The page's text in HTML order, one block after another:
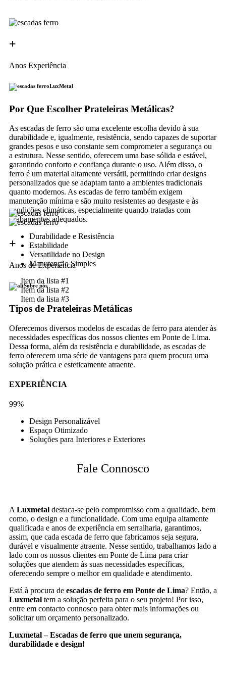
+
Anos Experiência
LuxMetal
Por Que Escolher Prateleiras Metálicas?
As escadas de ferro são uma excelente escolha devido à sua
durabilidade e, igualmente, resistência, sendo capazes de suportar
grandes pesos e uso constante sem comprometer a segurança ou
a estrutura. Nesse sentido, oferecem uma base sólida e estável,
garantindo conforto e confiança durante o uso. Além disso, o
ferro é um material altamente versátil, permitindo criar designs
personalizados que se adaptam tanto a ambientes tradicionais
quanto modernos. As escadas de ferro também exigem
manutenção mínima e são muito resistentes ao desgaste e às
condições climáticas, especialmente quando tratadas com
acabamentos adequados.
Durabilidade e Resistência
Estabilidade
Versatilidade no Design
Manutenção Simples
Item da lista #1
Item da lista #2
Item da lista #3
+
Anos de Experiência
Sobre nós
Tipos de Prateleiras Metálicas
Oferecemos diversos modelos de escadas de ferro para atender às
necessidades específicas dos nossos clientes em Ponte de Lima.
Dessa forma, além da resistência e durabilidade, as escadas de
ferro oferecem uma série de vantagens para quem procura uma
solução prática e esteticamente atraente.
EXPERIÊNCIA
99%
Design Personalizável
Espaço Otimizado
Soluções para Interiores e Exteriores
Fale Connosco
ALuxmetal destaca-se pelo compromisso com a qualidade, bem
como, o design e a funcionalidade. Com uma equipa altamente
qualificada e anos de experiência em serralharia, garantimos,
assim, que cada escada de ferro que fabricamos seja segura,
durável e visualmente atraente. Nesse sentido, trabalhamos lado a
lado com os nossos clientes em Ponte de Lima para criar
soluções que atendem às suas necessidades específicas,
oferecendo sempre o melhor em qualidade e atendimento.
Está à procura de escadas de ferro em Ponte de Lima? Então, a
Luxmetal tem a solução perfeita para o seu projeto! Por isso,
entre em contacto connosco para obter mais informações ou
solicitar um orçamento personalizado.
Luxmetal – Escadas de ferro que unem segurança,
durabilidade e design!